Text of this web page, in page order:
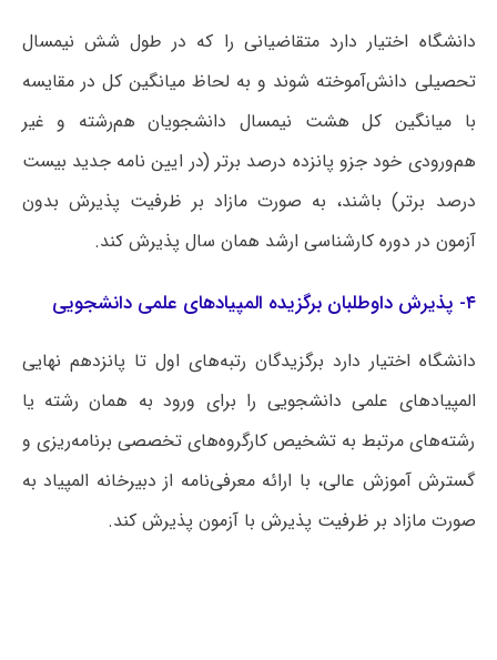
دانشگاه اختیار دارد متقاضیانی را که در طول شش نیمسال
تحصیلی دانش‌آموخته شوند و به لحاظ میانگین کل در مقایسه
با میانگین کل هشت نیمسال دانشجویان هم‌رشته و غیر
هم‌ورودی خود جزو پانزده درصد برتر (در ایین نامه جدید بیست
درصد برتر) باشند، به صورت مازاد بر ظرفیت پذیرش بدون
آزمون در دوره کارشناسی ارشد همان سال پذیرش کند.
۴- پذیرش داوطلبان برگزیده المپیادهای علمی دانشجویی
دانشگاه اختیار دارد برگزیدگان رتبه‌های اول تا پانزدهم نهایی
المپیادهای علمی دانشجویی را برای ورود به همان رشته یا
رشته‌های مرتبط به تشخیص کارگروه‌های تخصصی برنامه‌ریزی و
گسترش آموزش عالی، با ارائه معرفی‌نامه از دبیرخانه المپیاد به
صورت مازاد بر ظرفیت پذیرش با آزمون پذیرش کند.